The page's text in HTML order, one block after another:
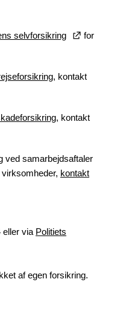
selvforsikring
for
, kontakt
, kontakt
ved samarbejdsaftaler
kontakt
eller via Politiets
af egen forsikring.